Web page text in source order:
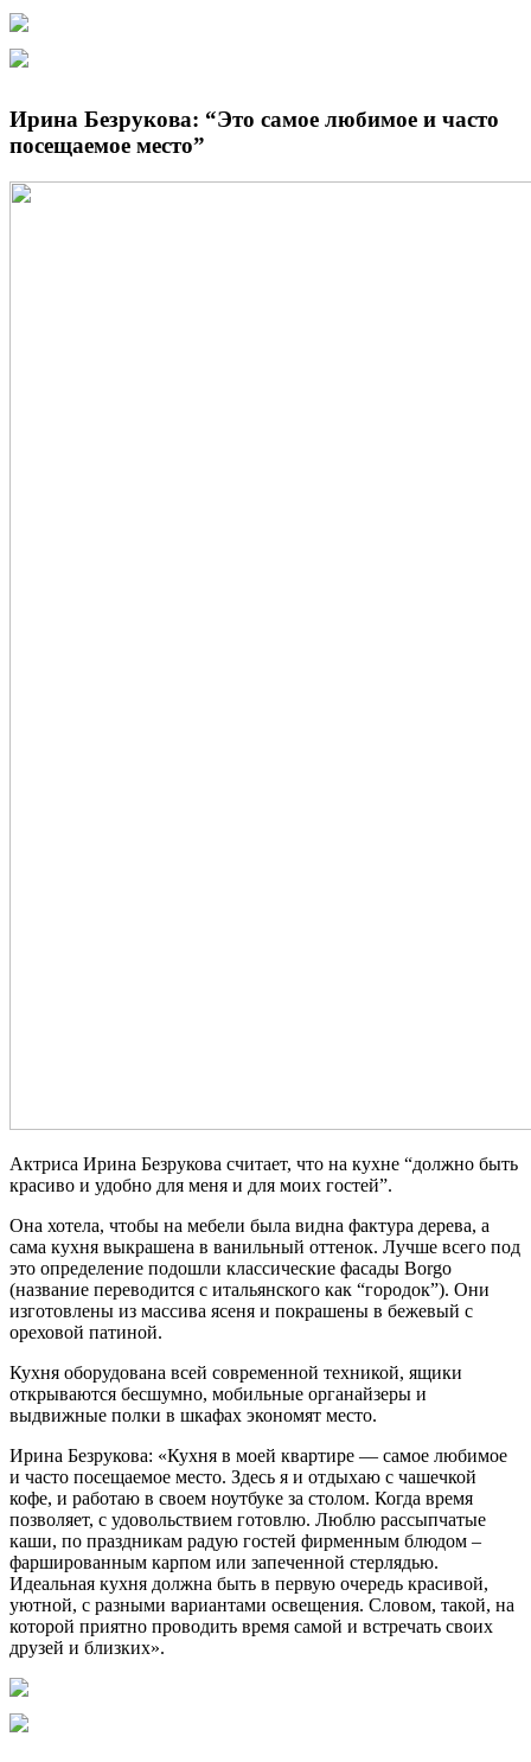
Ирина Безрукова: “Это самое любимое и часто
посещаемое место”
Актриса Ирина Безрукова считает, что на кухне “должно быть
красиво и удобно для меня и для моих гостей”.
Она хотела, чтобы на мебели была видна фактура дерева, а
сама кухня выкрашена в ванильный оттенок. Лучше всего под
это определение подошли классические фасады Borgo
(название переводится с итальянского как “городок”). Они
изготовлены из массива ясеня и покрашены в бежевый с
ореховой патиной.
Кухня оборудована всей современной техникой, ящики
открываются бесшумно, мобильные органайзеры и
выдвижные полки в шкафах экономят место.
Ирина Безрукова: «Кухня в моей квартире — самое любимое
и часто посещаемое место. Здесь я и отдыхаю с чашечкой
кофе, и работаю в своем ноутбуке за столом. Когда время
позволяет, с удовольствием готовлю. Люблю рассыпчатые
каши, по праздникам радую гостей фирменным блюдом –
фаршированным карпом или запеченной стерлядью.
Идеальная кухня должна быть в первую очередь красивой,
уютной, с разными вариантами освещения. Словом, такой, на
которой приятно проводить время самой и встречать своих
друзей и близких».